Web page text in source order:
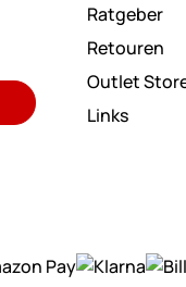
Ratgeber
Retouren
Outlet
Links